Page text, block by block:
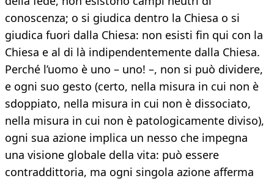
conoscenza; o si giudica dentro la Chiesa o si
giudica fuori dalla Chiesa: non esisti fin qui con la
Chiesa e al di là indipendentemente dalla Chiesa.
Perché l’uomo è uno – uno! –, non si può dividere,
e ogni suo gesto (certo, nella misura in cui non è
sdoppiato, nella misura in cui non è dissociato,
nella misura in cui non è patologicamente diviso),
ogni sua azione implica un nesso che impegna
una visione globale della vita: può essere
contraddittoria, ma ogni singola azione afferma